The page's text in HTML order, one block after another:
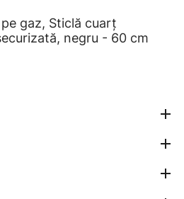
gaz, Sticlă cuarț
negru - 60 cm